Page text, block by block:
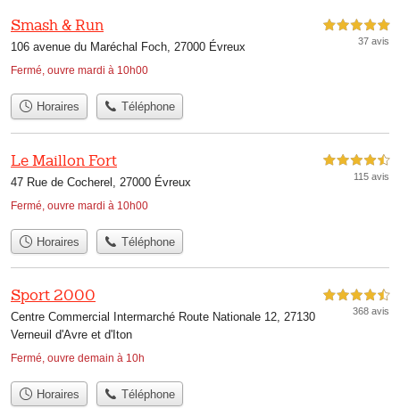
Smash & Run
106 avenue du Maréchal Foch, 27000 Évreux
Fermé, ouvre mardi à 10h00
5,0 étoiles sur 5
37 avis
Horaires Téléphone
Le Maillon Fort
47 Rue de Cocherel, 27000 Évreux
Fermé, ouvre mardi à 10h00
4,5 étoiles sur 5
115 avis
Horaires Téléphone
Sport 2000
Centre Commercial Intermarché Route Nationale 12, 27130
Verneuil d'Avre et d'Iton
Fermé, ouvre demain à 10h
4,5 étoiles sur 5
368 avis
Horaires Téléphone